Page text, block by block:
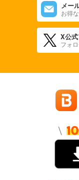
メー
お得
X公
フォ